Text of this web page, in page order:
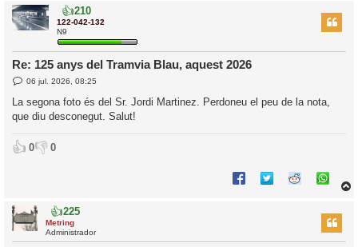
👍210
122-042-132
N9
Re: 125 anys del Tramvia Blau, aquest 2026
E
r
a
a
06 jul. 2026, 08:25
La segona foto és del Sr. Jordi Martinez. Perdoneu el peu de la nota,
que diu desconegut. Salut!
👍 0👎 0
👍225
Metring
Administrador